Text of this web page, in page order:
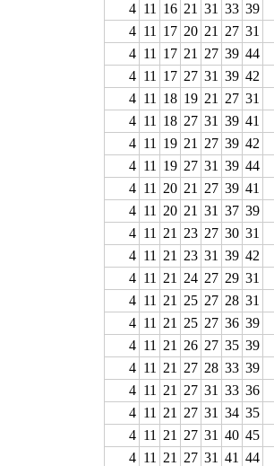
4 11 16 21 31 33 39
4 11 17 20 21 27 31
4 11 17 21 27 39 44
4 11 17 27 31 39 42
4 11 18 19 21 27 31
4 11 18 27 31 39 41
4 11 19 21 27 39 42
4 11 19 27 31 39 44
4 11 20 21 27 39 41
4 11 20 21 31 37 39
4 11 21 23 27 30 31
4 11 21 23 31 39 42
4 11 21 24 27 29 31
4 11 21 25 27 28 31
4 11 21 25 27 36 39
4 11 21 26 27 35 39
4 11 21 27 28 33 39
4 11 21 27 31 33 36
4 11 21 27 31 34 35
4 11 21 27 31 40 45
4 11 21 27 31 41 44